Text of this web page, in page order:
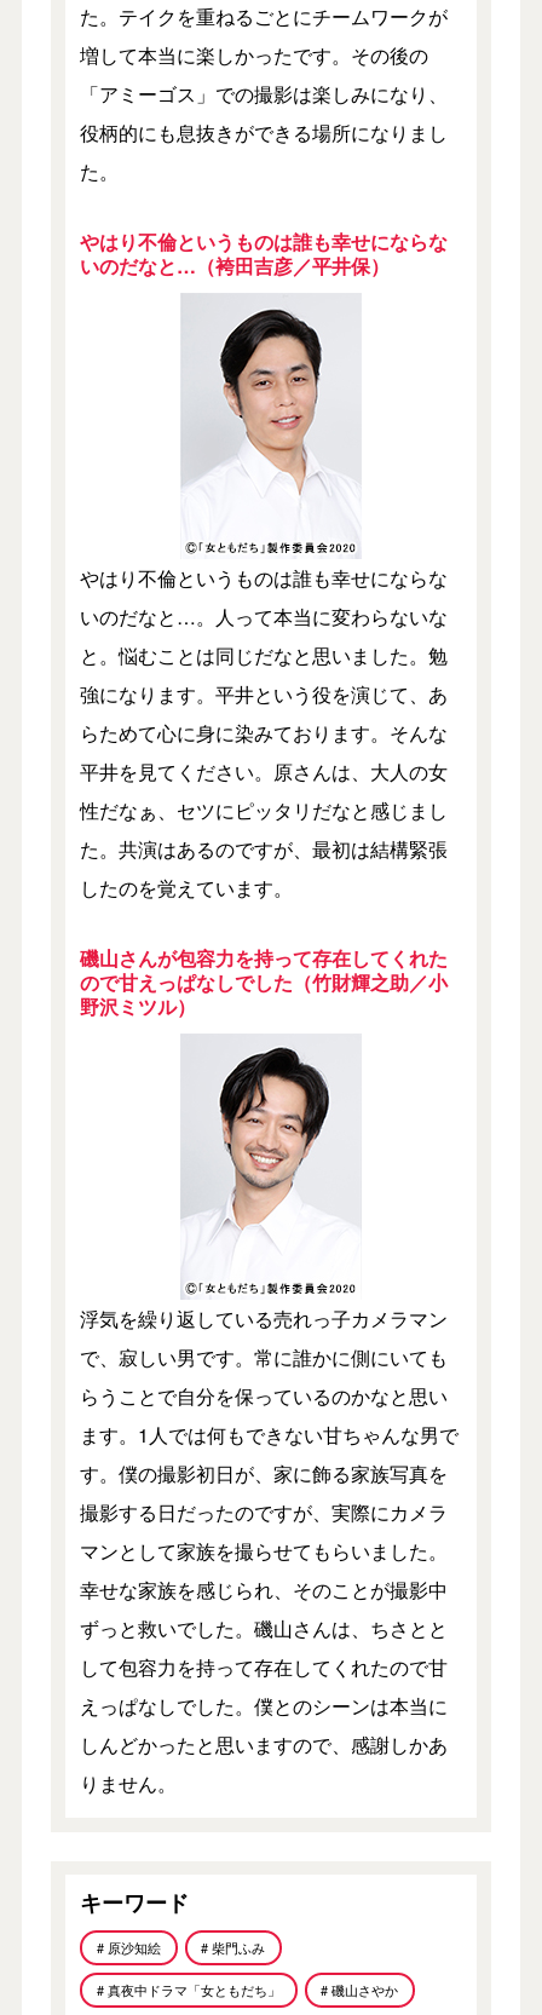
た。テイクを重ねるごとにチームワークが
増して本当に楽しかったです。その後の
「アミーゴス」での撮影は楽しみになり、
役柄的にも息抜きができる場所になりまし
た。
やはり不倫というものは誰も幸せにならな
いのだなと…（袴田吉彦／平井保）
やはり不倫というものは誰も幸せにならな
いのだなと…。人って本当に変わらないな
と。悩むことは同じだなと思いました。勉
強になります。平井という役を演じて、あ
らためて心に身に染みております。そんな
平井を見てください。原さんは、大人の女
性だなぁ、セツにピッタリだなと感じまし
た。共演はあるのですが、最初は結構緊張
したのを覚えています。
磯山さんが包容力を持って存在してくれた
ので甘えっぱなしでした（竹財輝之助／小
野沢ミツル）
浮気を繰り返している売れっ子カメラマン
で、寂しい男です。常に誰かに側にいても
らうことで自分を保っているのかなと思い
ます。1人では何もできない甘ちゃんな男で
す。僕の撮影初日が、家に飾る家族写真を
撮影する日だったのですが、実際にカメラ
マンとして家族を撮らせてもらいました。
幸せな家族を感じられ、そのことが撮影中
ずっと救いでした。磯山さんは、ちさとと
して包容力を持って存在してくれたので甘
えっぱなしでした。僕とのシーンは本当に
しんどかったと思いますので、感謝しかあ
りません。
キーワード
# 原沙知絵 # 柴門ふみ
# 真夜中ドラマ「女ともだち」 # 磯山さやか